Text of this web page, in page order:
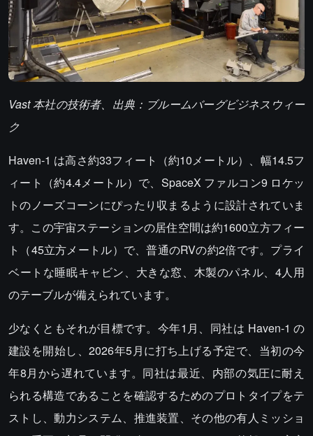
Vast 本社の技術者、出典：ブルームバーグビジネスウィー
ク
Haven-1 は高さ約33フィート（約10メートル）、幅14.5フ
ィート（約4.4メートル）で、SpaceX ファルコン9 ロケッ
トのノーズコーンにぴったり収まるように設計されていま
す。この宇宙ステーションの居住空間は約1600立方フィー
ト（45立方メートル）で、普通のRVの約2倍です。プライ
ベートな睡眠キャビン、大きな窓、木製のパネル、4人用
のテーブルが備えられています。
少なくともそれが目標です。今年1月、同社は Haven-1 の
建設を開始し、2026年5月に打ち上げる予定で、当初の今
年8月から遅れています。同社は最近、内部の気圧に耐え
られる構造であることを確認するためのプロトタイプをテ
ストし、動力システム、推進装置、その他の有人ミッショ